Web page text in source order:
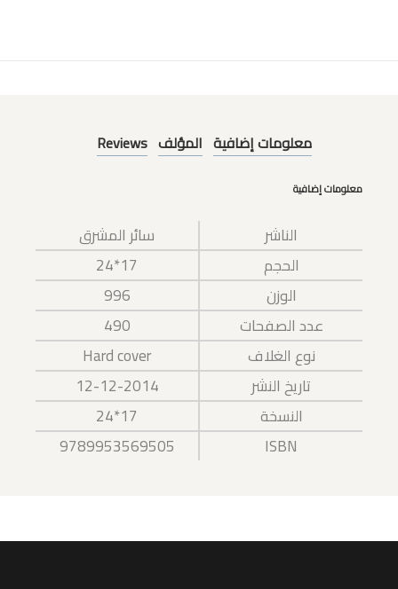
معلومات إضافية المؤلف Reviews
معلومات إضافية
الناشر
سائر المشرق
الحجم
17*24
الوزن
996
عدد الصفحات
490
نوع الغلاف
Hard cover
تاريخ النشر
12-12-2014
النسخة
17*24
ISBN
9789953569505